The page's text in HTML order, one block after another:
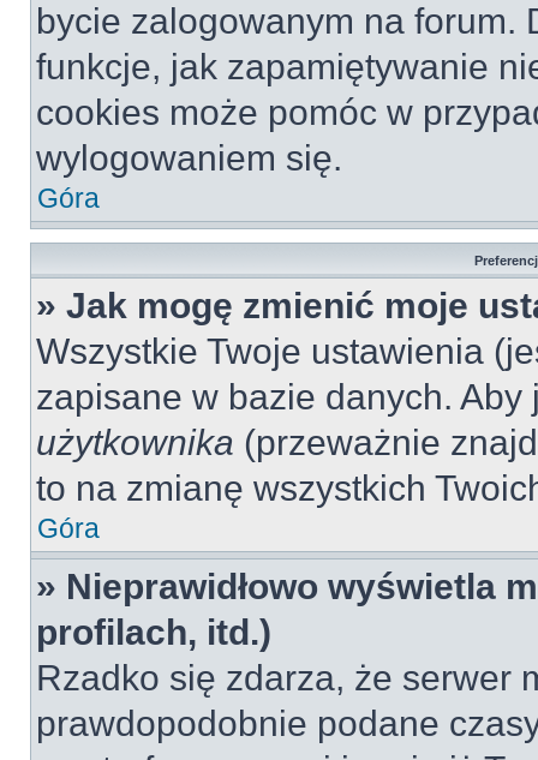
bycie zalogowanym na forum.
funkcje, jak zapamiętywanie
cookies może pomóc w
wylogowaniem się.
Góra
» Jak mogę zmienić moje
Wszystkie Twoje ustawienia
zapisane w bazie danych.
użytkownika (przeważnie
to na zmianę wszystkich
Góra
» Nieprawidłowo wyświetla
profilach, itd.)
Rzadko się zdarza, że serwer
prawdopodobnie podane